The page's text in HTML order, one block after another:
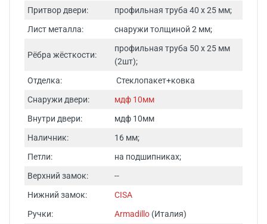
Притвор двери:
профильная труба 40 х 25 мм;
Лист металла:
снаружи толщиной 2 мм;
Рёбра жёсткости:
профильная труба 50 х 25 мм
(2шт);
Отделка:
Стеклопакет+ковка
Снаружи двери:
мдф 10мм
Внутри двери:
мдф 10мм
Наличник:
16 мм;
Петли:
на подшипниках;
Верхний замок:
--
Нижний замок:
CISA
Ручки:
Armadillo (Италия)